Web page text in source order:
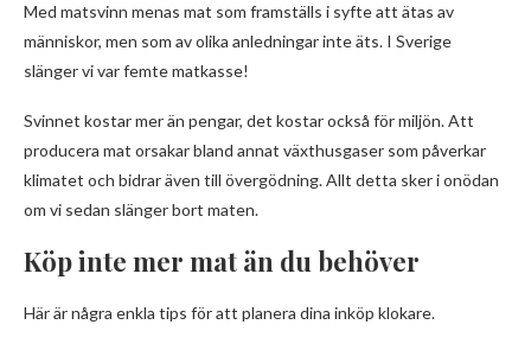
Med matsvinn menas mat som framställs i syfte att ätas av
människor, men som av olika anledningar inte äts. I Sverige
slänger vi var femte matkasse!
Svinnet kostar mer än pengar, det kostar också för miljön. Att
producera mat orsakar bland annat växthusgaser som påverkar
klimatet och bidrar även till övergödning. Allt detta sker i onödan
om vi sedan slänger bort maten.
Köp inte mer mat än du behöver
Här är några enkla tips för att planera dina inköp klokare.